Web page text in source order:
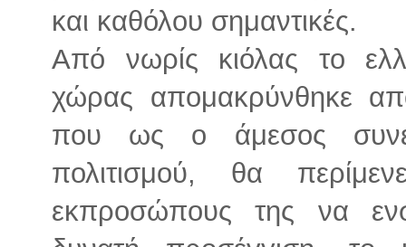
και καθόλου σημαντικές.
Από νωρίς κιόλας το
χώρας απομακρύνθηκε
που ως ο άμεσος
πολιτισμού, θα
εκπροσώπους της να